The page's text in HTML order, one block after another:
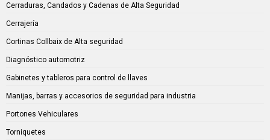
Cerraduras, Candados y Cadenas de Alta Seguridad
Cerrajería
Cortinas Collbaix de Alta seguridad
Diagnóstico automotriz
Gabinetes y tableros para control de llaves
Manijas, barras y accesorios de seguridad para industria
Portones Vehiculares
Torniquetes